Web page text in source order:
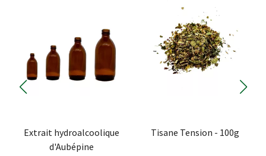
Extrait hydroalcoolique
d'Aubépine
Tisane Tension - 100g